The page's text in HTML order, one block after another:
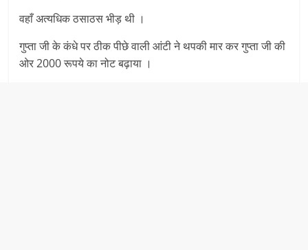
वहाँ अत्यधिक ठसाठस भीड़ थी ।
गुप्ता जी के कंधे पर ठीक पीछे वाली आंटी ने थपकी मार कर गुप्ता जी की
ओर 2000 रूपये का नोट बढ़ाया ।